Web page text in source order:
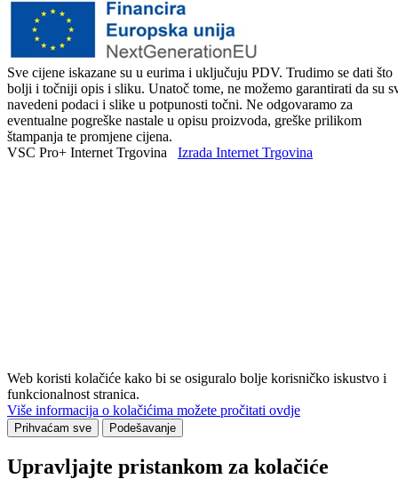
Sve cijene iskazane su u eurima i uključuju PDV. Trudimo se dati što
bolji i točniji opis i sliku. Unatoč tome, ne možemo garantirati da su
navedeni podaci i slike u potpunosti točni. Ne odgovaramo za
eventualne pogreške nastale u opisu proizvoda, greške prilikom
štampanja te promjene cijena.
VSC Pro+ Internet Trgovina Izrada Internet Trgovina
Web koristi kolačiće kako bi se osiguralo bolje korisničko iskustvo i
funkcionalnost stranica.
Više informacija o kolačićima možete pročitati ovdje
Prihvaćam sve Podešavanje
Upravljajte pristankom za kolačiće